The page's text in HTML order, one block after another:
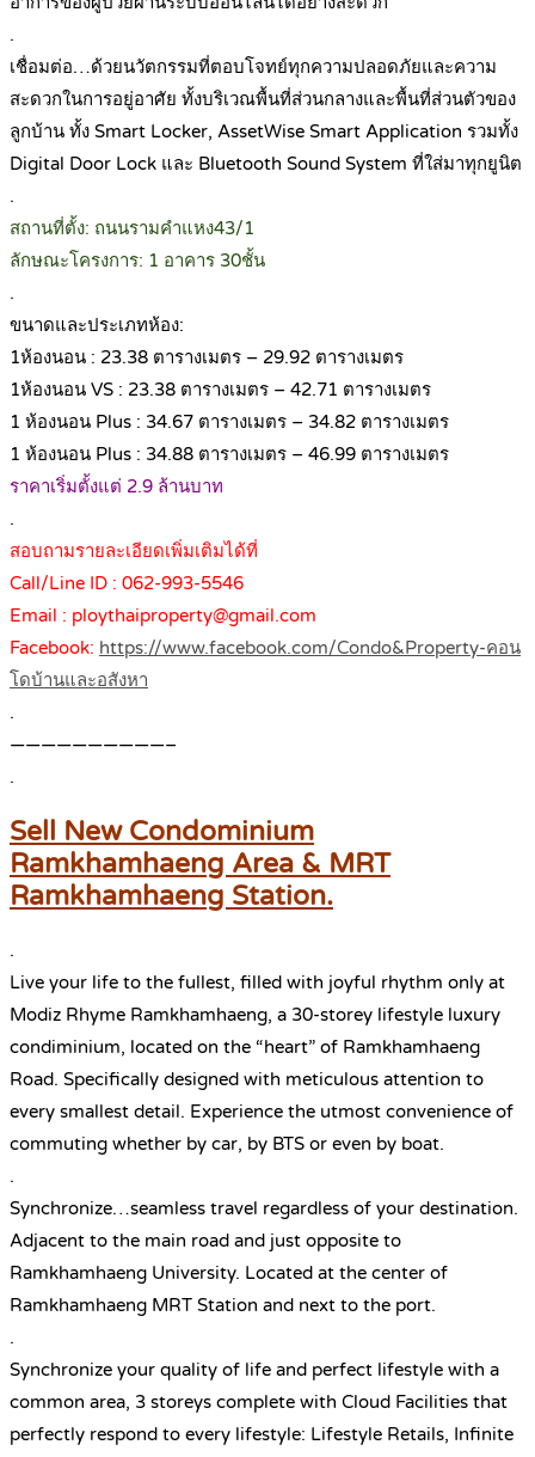
.
เชื่อมต่อ…ด้วยนวัตกรรมที่ตอบโจทย์ทุกความปลอดภัยและความ
สะดวกในการอยู่อาศัย ทั้งบริเวณพื้นที่ส่วนกลางและพื้นที่ส่วนตัวของ
ลูกบ้าน ทั้ง Smart Locker, AssetWise Smart Application รวมทั้ง
Digital Door Lock และ Bluetooth Sound System ที่ใส่มาทุกยูนิต
.
สถานที่ตั้ง: ถนนรามคำแหง43/1
ลักษณะโครงการ: 1 อาคาร 30ชั้น
.
ขนาดและประเภทห้อง:
1ห้องนอน : 23.38 ตารางเมตร – 29.92 ตารางเมตร
1ห้องนอน VS : 23.38 ตารางเมตร – 42.71 ตารางเมตร
1 ห้องนอน Plus : 34.67 ตารางเมตร – 34.82 ตารางเมตร
1 ห้องนอน Plus : 34.88 ตารางเมตร – 46.99 ตารางเมตร
ราคาเริ่มตั้งแต่ 2.9 ล้านบาท
.
สอบถามรายละเอียดเพิ่มเติมได้ที่
Call/Line ID : 062-993-5546
Email : ploythaiproperty@gmail.com
Facebook: https://www.facebook.com/Condo&Property-คอน
โดบ้านและอสังหา
.
——————————–
.
Sell New Condominium
Ramkhamhaeng Area & MRT
Ramkhamhaeng Station.
.
Live your life to the fullest, filled with joyful rhythm only at
Modiz Rhyme Ramkhamhaeng, a 30-storey lifestyle luxury
condiminium, located on the “heart” of Ramkhamhaeng
Road. Specifically designed with meticulous attention to
every smallest detail. Experience the utmost convenience of
commuting whether by car, by BTS or even by boat.
.
Synchronize…seamless travel regardless of your destination.
Adjacent to the main road and just opposite to
Ramkhamhaeng University. Located at the center of
Ramkhamhaeng MRT Station and next to the port.
.
Synchronize your quality of life and perfect lifestyle with a
common area, 3 storeys complete with Cloud Facilities that
perfectly respond to every lifestyle: Lifestyle Retails, Infinite